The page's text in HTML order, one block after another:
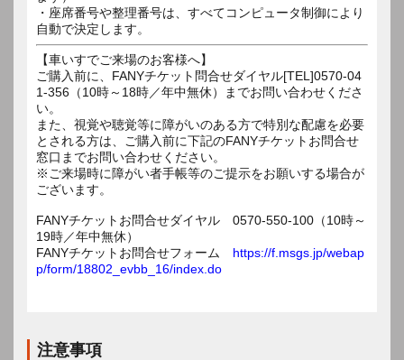
・座席番号や整理番号は、すべてコンピュータ制御により
自動で決定します。
【車いすでご来場のお客様へ】
ご購入前に、FANYチケット問合せダイヤル[TEL]0570-04
1-356（10時～18時／年中無休）までお問い合わせくださ
い。
また、視覚や聴覚等に障がいのある方で特別な配慮を必要
とされる方は、ご購入前に下記のFANYチケットお問合せ
窓口までお問い合わせください。
※ご来場時に障がい者手帳等のご提示をお願いする場合が
ございます。
FANYチケットお問合せダイヤル 0570-550-100（10時～
19時／年中無休）
FANYチケットお問合せフォーム https://f.msgs.jp/webap
p/form/18802_evbb_16/index.do
注意事項